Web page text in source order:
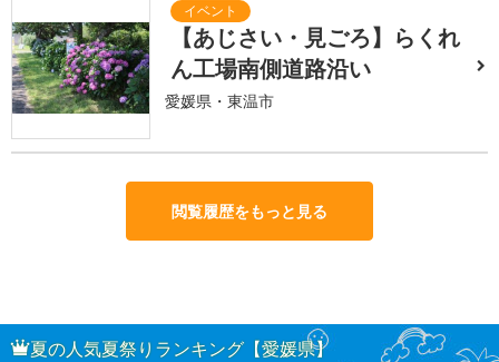
【あじさい・見ごろ】らくれ
ん工場南側道路沿い
愛媛県・東温市
閲覧履歴をもっと見る
夏の人気夏祭りランキング【愛媛県】